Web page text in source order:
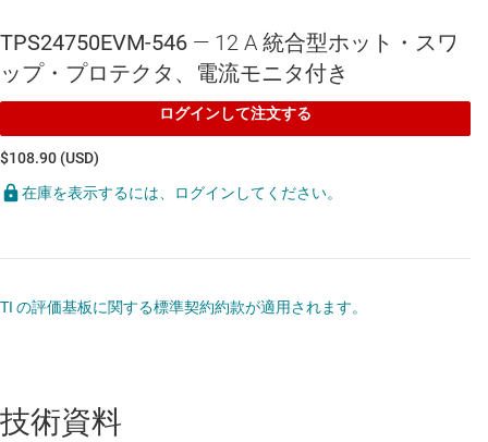
TPS24750EVM-546 — 12 A 統合型ホット・スワ
ップ・プロテクタ、電流モニタ付き
ログインして注文する
$108.90 (USD)
在庫を表示するには、ログインしてください。
TI の評価基板に関する標準契約約款が適用されます。
技術資料